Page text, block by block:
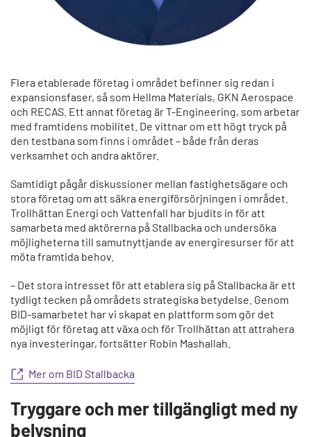
Flera etablerade företag i området befinner sig redan i
expansionsfaser, så som Hellma Materials, GKN Aerospace
och RECAS. Ett annat företag är T-Engineering, som arbetar
med framtidens mobilitet. De vittnar om ett högt tryck på
den testbana som finns i området – både från deras
verksamhet och andra aktörer.
Samtidigt pågår diskussioner mellan fastighetsägare och
stora företag om att säkra energiförsörjningen i området.
Trollhättan Energi och Vattenfall har bjudits in för att
samarbeta med aktörerna på Stallbacka och undersöka
möjligheterna till samutnyttjande av energiresurser för att
möta framtida behov.
– Det stora intresset för att etablera sig på Stallbacka är ett
tydligt tecken på områdets strategiska betydelse. Genom
BID-samarbetet har vi skapat en plattform som gör det
möjligt för företag att växa och för Trollhättan att attrahera
nya investeringar, fortsätter Robin Mashallah.
Mer om BID Stallbacka
Tryggare och mer tillgängligt med ny
belysning